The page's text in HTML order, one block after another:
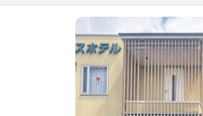
a
g
e
_